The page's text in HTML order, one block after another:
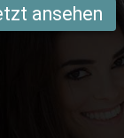
ansehen